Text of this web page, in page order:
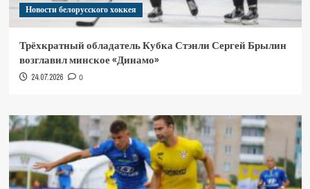
Новости белорусского хоккея
Трёхкратный обладатель Кубка Стэнли Сергей Брылин
возглавил минское «Динамо»
24.07.2026 0